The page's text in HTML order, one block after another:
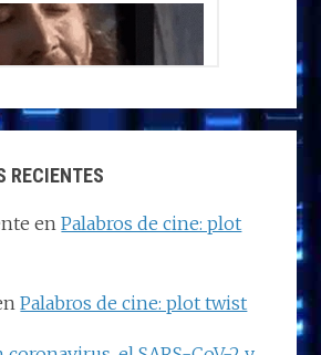
RECIENTES
enPalabros de cine: plot
Palabros de cine: plot twist